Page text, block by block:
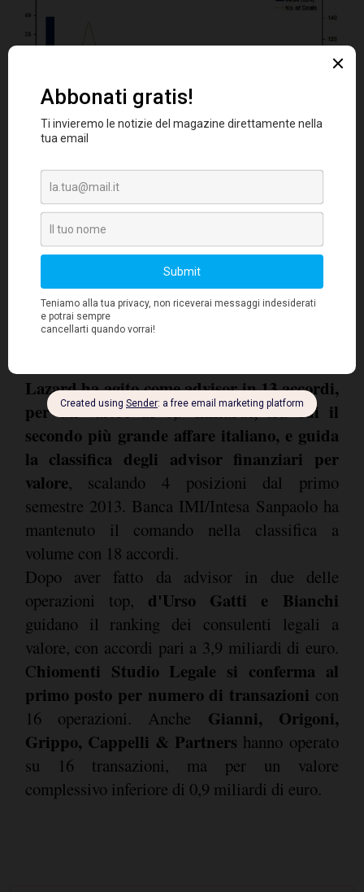
Sul fronte delle uscite, il M&A ha raggiunto il
più alto guadagno semestrale dal I semestre
2009 (€ 13,5) con offerte per un valore di € 4,3
Lazard ha agito come advisor in 13 accordi,
per un valore di 6,9 miliardi, tra cui il
secondo più grande affare italiano, e guida
la classifica degli advisor finanziari per
valore, scalando 4 posizioni dal primo
semestre 2013. Banca IMI/Intesa Sanpaolo ha
mantenuto il comando nella classifica a
volume con 18 accordi.
Dopo aver fatto da advisor in due delle
operazioni top, d'Urso Gatti e Bianchi
guidano il ranking dei consulenti legali a
valore, con accordi pari a 3,9 miliardi di euro.
Chiomenti Studio Legale si conferma al
primo posto per numero di transazioni con
16 operazioni. Anche Gianni, Origoni,
Grippo, Cappelli & Partners hanno operato
su 16 transazioni, ma per un valore
complessivo inferiore di 0,9 miliardi di euro.